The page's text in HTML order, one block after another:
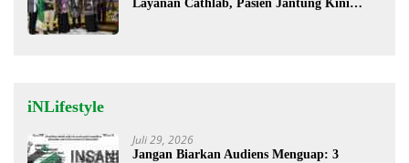
Layanan Cathlab, Pasien Jantung Kini
iNLifestyle
Juli 29, 2026
Jangan Biarkan Audiens Menguap: 3